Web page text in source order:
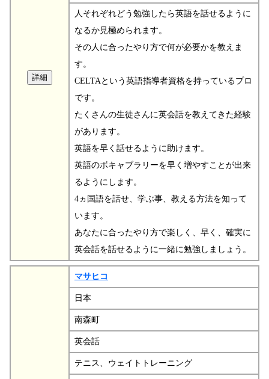
人それぞれどう勉強したら英語を話せるように
なるか見極められます。
その人に合ったやり方で何が必要かを教えま
す。
CELTAという英語指導者資格を持っているプロ
です。
たくさんの生徒さんに英会話を教えてきた経験
があります。
英語を早く話せるように助けます。
英語のボキャブラリーを早く増やすことが出来
るようにします。
4ヵ国語を話せ、学ぶ事、教える方法を知って
います。
あなたに合ったやり方で楽しく、早く、確実に
英会話を話せるように一緒に勉強しましょう。
マサヒコ
日本
南森町
英会話
テニス、ウェイトトレーニング